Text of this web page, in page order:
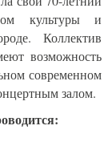
культуры и
Коллектив
возможность
современном
залом.